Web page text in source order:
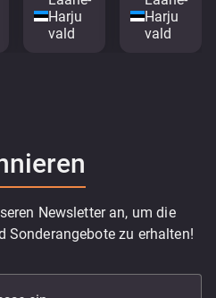
Harju
vald
Harju
vald
Newsletter an, um die
Sonderangebote zu erhalten!